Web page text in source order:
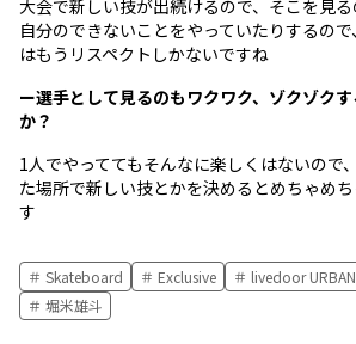
大会で新しい技が出続けるので、そこを見る
自分のできないことをやっていたりするの
はもうリスペクトしかないですね
ー選手として見るのもワクワク、ゾクゾク
か？
1人でやっててもそんなに楽しくはないので
た場所で新しい技とかを決めるとめちゃめ
す
Skateboard Exclusive
livedoor
堀米雄斗